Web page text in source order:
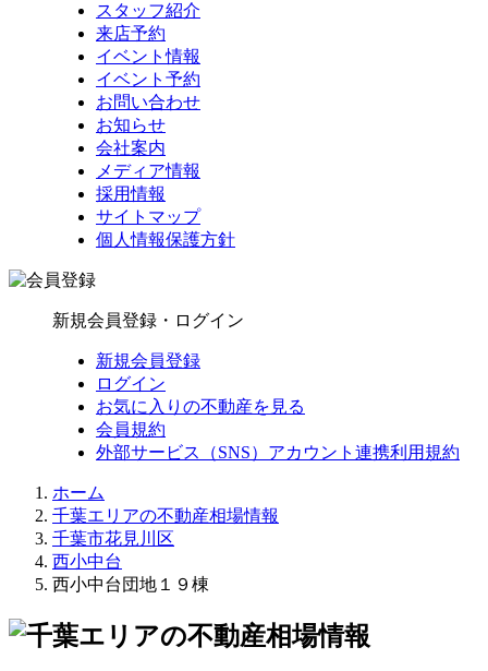
スタッフ紹介
来店予約
イベント情報
イベント予約
お問い合わせ
お知らせ
会社案内
メディア情報
採用情報
サイトマップ
個人情報保護方針
新規会員登録・ログイン
新規会員登録
ログイン
お気に入りの不動産を見る
会員規約
外部サービス（SNS）アカウント連携利用規約
ホーム
千葉エリアの不動産相場情報
千葉市花見川区
西小中台
西小中台団地１９棟